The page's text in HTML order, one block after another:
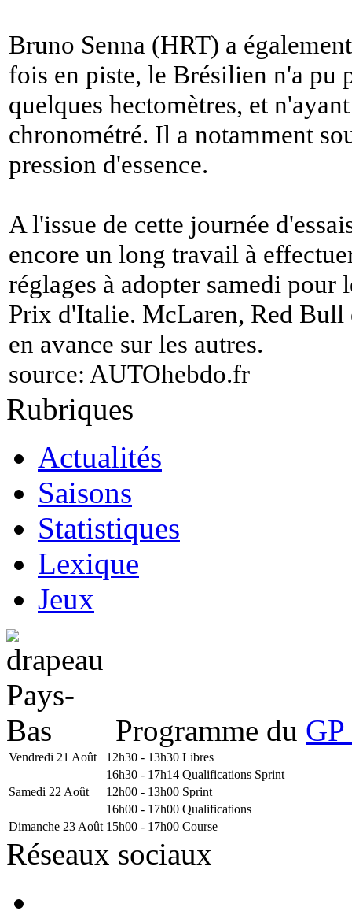
Bruno Senna (HRT) a
fois en piste, le Brésilien n'a pu
quelques hectomètres, et
chronométré. Il a notamment
pression d'essence.
A l'issue de cette journée
encore un long travail à
réglages à adopter samedi
Prix d'Italie. McLaren, Red Bull
en avance sur les autres.
source: AUTOhebdo.fr
Rubriques
Actualités
Saisons
Statistiques
Lexique
Jeux
Programme du
Vendredi 21 Août 12h30 - 13h30 Libres
16h30 - 17h14 Qualifications Sprint
Samedi 22 Août
12h00 - 13h00 Sprint
16h00 - 17h00 Qualifications
Dimanche 23 Août 15h00 - 17h00 Course
Réseaux sociaux